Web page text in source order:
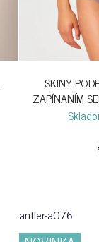
SKINY
ZAPÍNANÍM
antler-a076